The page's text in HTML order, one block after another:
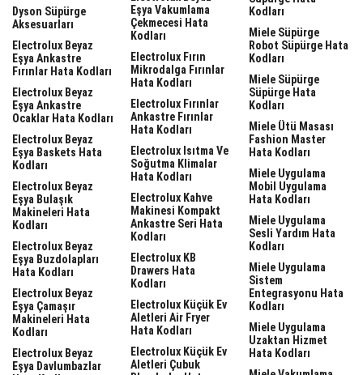
Dyson Süpürge
Aksesuarları
Electrolux Beyaz
Eşya Ankastre
Fırınlar Hata Kodları
Electrolux Beyaz
Eşya Ankastre
Ocaklar Hata Kodları
Electrolux Beyaz
Eşya Baskets Hata
Kodları
Electrolux Beyaz
Eşya Bulaşık
Makineleri Hata
Kodları
Electrolux Beyaz
Eşya Buzdolapları
Hata Kodları
Electrolux Beyaz
Eşya Çamaşır
Makineleri Hata
Kodları
Electrolux Beyaz
Eşya Davlumbazlar
Eşya Vakumlama
Çekmecesi Hata
Kodları
Electrolux Fırın
Mikrodalga Fırınlar
Hata Kodları
Electrolux Fırınlar
Ankastre Fırınlar
Hata Kodları
Electrolux Isıtma Ve
Soğutma Klimalar
Hata Kodları
Electrolux Kahve
Makinesi Kompakt
Ankastre Seri Hata
Kodları
Electrolux KB
Drawers Hata
Kodları
Electrolux Küçük Ev
Aletleri Air Fryer
Hata Kodları
Electrolux Küçük Ev
Aletleri Çubuk
Kodları
Miele Süpürge
Robot Süpürge Hata
Kodları
Miele Süpürge
Süpürge Hata
Kodları
Miele Ütü Masası
Fashion Master
Hata Kodları
Miele Uygulama
Mobil Uygulama
Hata Kodları
Miele Uygulama
Sesli Yardım Hata
Kodları
Miele Uygulama
Sistem
Entegrasyonu Hata
Kodları
Miele Uygulama
Uzaktan Hizmet
Hata Kodları